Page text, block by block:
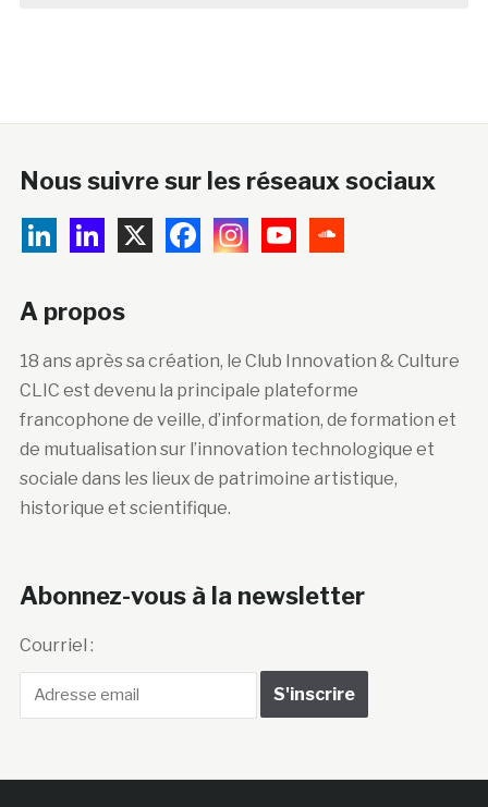
Nous suivre sur les réseaux sociaux
A propos
18 ans après sa création, le Club Innovation & Culture
CLIC est devenu la principale plateforme
francophone de veille, d’information, de formation et
de mutualisation sur l’innovation technologique et
sociale dans les lieux de patrimoine artistique,
historique et scientifique.
Abonnez-vous à la newsletter
Courriel :